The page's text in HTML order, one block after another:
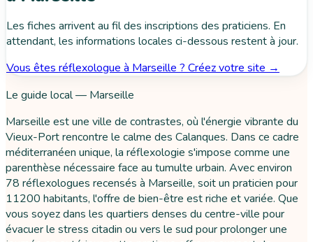
Les fiches arrivent au fil des inscriptions des praticiens. En
attendant, les informations locales ci-dessous restent à jour.
Vous êtes réflexologue à Marseille ? Créez votre site →
Le guide local — Marseille
Marseille est une ville de contrastes, où l'énergie vibrante du
Vieux-Port rencontre le calme des Calanques. Dans ce cadre
méditerranéen unique, la réflexologie s'impose comme une
parenthèse nécessaire face au tumulte urbain. Avec environ
78 réflexologues recensés à Marseille, soit un praticien pour
11200 habitants, l'offre de bien-être est riche et variée. Que
vous soyez dans les quartiers denses du centre-ville pour
évacuer le stress citadin ou vers le sud pour prolonger une